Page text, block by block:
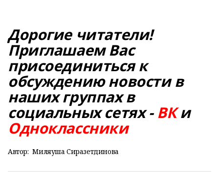
Дорогие читатели!
Приглашаем Вас
присоединиться к
обсуждению новости в
наших группах в
социальных сетях -ВКи
Одноклассники
Автор: Миляуша Сиразетдинова